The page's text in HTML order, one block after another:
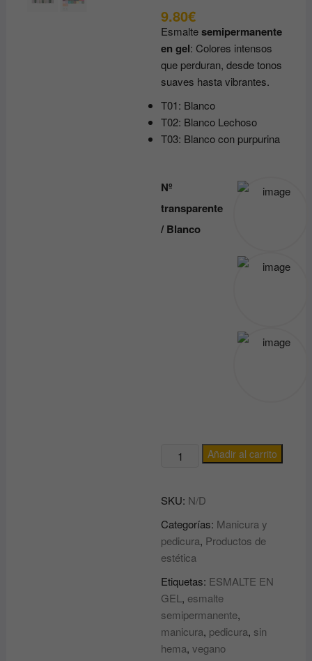
9.80€
Esmaltesemipermanente
en gel: Colores intensos
que perduran, desde tonos
suaves hasta vibrantes.
T01: Blanco
T02: Blanco Lechoso
T03: Blanco con purpurina
Nº
transparente
/ Blanco
Esmalte
semipermanente
PURE
ANDREIA
Transparente
/
T01,
T02
y
T03
cantidad
Añadir al carrito
SKU: N/D
Categorías: Manicura y
pedicura, Productos de
estética
Etiquetas: ESMALTE EN
GEL , esmalte
semipermanente,
manicura, pedicura, sin
hema,vegano